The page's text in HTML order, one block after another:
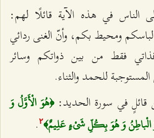
الناس في هذه الآية قائلًا لهم:
لباسكم ومحيط بكم، وأنّ الغنى ردائي
فقط من بين ذواتكم وسائر
للحمد والثناء.
قائلٍ في سورة الحديد:﴿هُوَ الْأَوَّلُ وَ
الْباطِنُ وَ هُوَ بِكُلِّ شَيْ‌ءٍ عَلِيمٌ﴾٢.